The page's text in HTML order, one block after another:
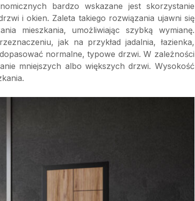
bardzo wskazane jest skorzystanie
i okien. Zaleta takiego rozwiązania ujawni się
mieszkania, umożliwiając szybką wymianę.
jak na przykład jadalnia, łazienka,
normalne, typowe drzwi. W zależności
mniejszych albo większych drzwi. Wysokość